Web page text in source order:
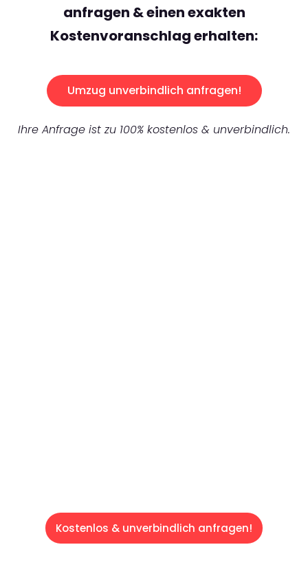
anfragen & einen exakten
Kostenvoranschlag erhalten:
Umzug unverbindlich anfragen!
Ihre Anfrage ist zu 100% kostenlos & unverbindlich.
Kostenlos & unverbindlich anfragen!